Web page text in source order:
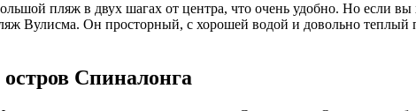
пляж в двух шагах от центра, что очень удобно. Но если
Вулисма. Он просторный, с хорошей водой и довольно
Спиналонга